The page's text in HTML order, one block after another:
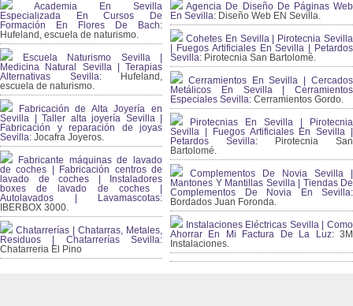
Academia En Sevilla
Especializada En Cursos De
Formación En Flores De Bach:
Hufeland, escuela de naturismo.
Escuela Naturismo Sevilla |
Medicina Natural Sevilla | Terapias
Alternativas Sevilla: Hufeland,
escuela de naturismo.
Fabricación de Alta Joyería en
Sevilla | Taller alta joyería Sevilla |
Fabricación y reparación de joyas
Sevilla: Jocafra Joyeros.
Fabricante máquinas de lavado
de coches | Fabricación centros de
lavado de coches | Instaladores
boxes de lavado de coches |
Autolavados | Lavamascotas:
IBERBOX 3000.
Chatarrerías | Chatarras, Metales,
Residuos | Chatarrerías Sevilla:
Chatarreria El Pino
Agencia De Diseño De Páginas Web
En Sevilla: Diseño Web EN Sevilla.
Cohetes En Sevilla | Pirotecnia Sevilla
| Fuegos Artificiales En Sevilla | Petardos
Sevilla: Pirotecnia San Bartolomé.
Cerramientos En Sevilla | Cercados
Metálicos En Sevilla | Cerramientos
Especiales Sevilla: Cerramientos Gordo.
Pirotecnias En Sevilla | Pirotecnia
Sevilla | Fuegos Artificiales En Sevilla |
Petardos Sevilla: Pirotecnia San
Bartolomé.
Complementos De Novia Sevilla |
Mantones Y Mantillas Sevilla | Tiendas De
Complementos De Novia En Sevilla:
Bordados Juan Foronda.
Instalaciones Eléctricas Sevilla | Como
Ahorrar En Mi Factura De La Luz:3M
Instalaciones.